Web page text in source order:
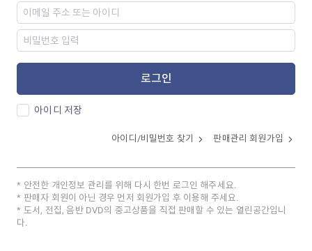
로그인
아이디 저장
아이디/비밀번호 찾기 판매관리 회원가입
안전한 개인정보 관리를 위해 다시 한번 로그인 해주세요.
판매자 회원이 아닌 경우 먼저 회원가입 후 이용해 주세요.
도서, 전집, 음반 DVD의 중고상품을 직접 판매할 수 있는 열린공간입니
다.